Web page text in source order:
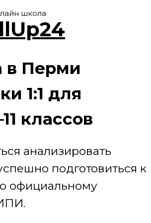
школа
анализировать
подготовиться к
официальному
в Перми
1:1 для
классов